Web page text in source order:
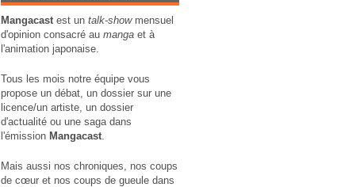
Mangacastest un talk-showmensuel
d'opinion consacré au manga et à
l'animation japonaise.
Tous les mois notre équipe vous
propose un débat, un dossier sur une
licence/un artiste, un dossier
d'actualité ou une saga dans
l'émission Mangacast.
Mais aussi nos chroniques, nos coups
de cœur et nos coups de gueule dans